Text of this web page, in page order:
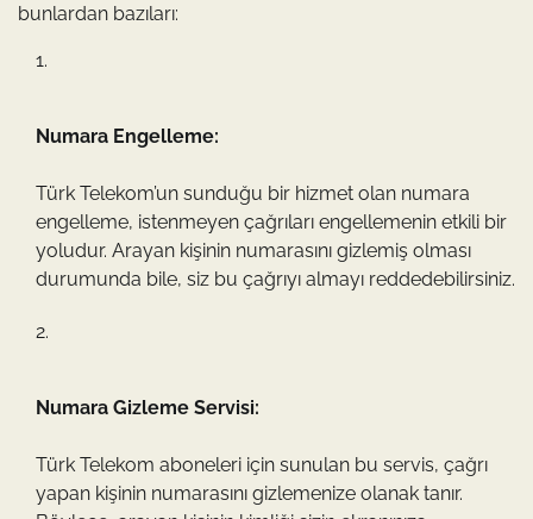
bunlardan bazıları:
Numara Engelleme:
Türk Telekom’un sunduğu bir hizmet olan numara
engelleme, istenmeyen çağrıları engellemenin etkili bir
yoludur. Arayan kişinin numarasını gizlemiş olması
durumunda bile, siz bu çağrıyı almayı reddedebilirsiniz.
Numara Gizleme Servisi:
Türk Telekom aboneleri için sunulan bu servis, çağrı
yapan kişinin numarasını gizlemenize olanak tanır.